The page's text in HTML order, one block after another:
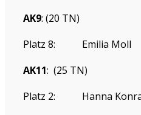
AK9: (20 TN)
Platz 8:
Emilia Moll
AK11: (25 TN)
Platz 2:
Hanna